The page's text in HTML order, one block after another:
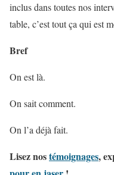
inclus dans toutes nos
table, c’est tout ça qui est
Bref
On est là.
On sait comment.
On l’a déjà fait.
Lisez nostémoignages,